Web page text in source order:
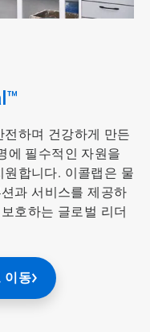
하며 건강하게 만든
에 필수적인 자원을
합니다. 이콜랩은 물
과 서비스를 제공하
호하는 글로벌 리더
이동